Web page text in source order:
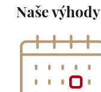
Naše výhody